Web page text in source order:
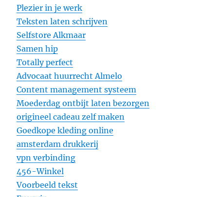
Plezier in je werk
Teksten laten schrijven
Selfstore Alkmaar
Samen hip
Totally perfect
Advocaat huurrecht Almelo
Content management systeem
Moederdag ontbijt laten bezorgen
origineel cadeau zelf maken
Goedkope kleding online
amsterdam drukkerij
vpn verbinding
456-Winkel
Voorbeeld tekst